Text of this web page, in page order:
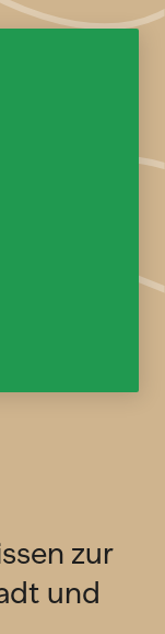
zur
und